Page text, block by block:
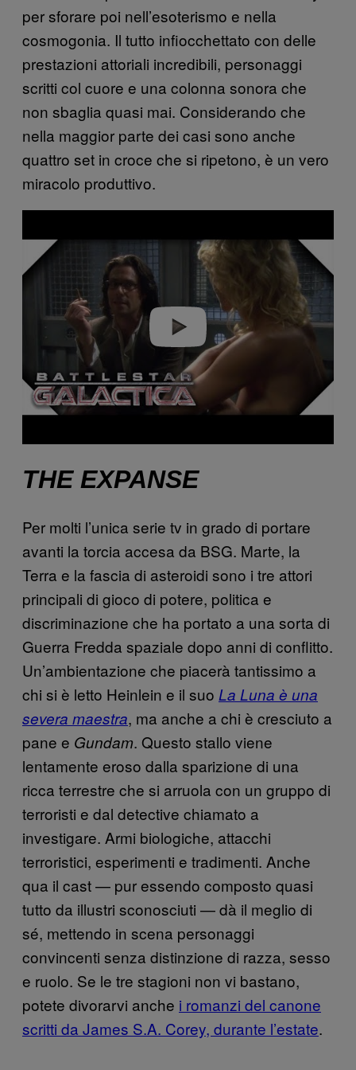
per sforare poi nell’esoterismo e nella
cosmogonia. Il tutto infiocchettato con delle
prestazioni attoriali incredibili, personaggi
scritti col cuore e una colonna sonora che
non sbaglia quasi mai. Considerando che
nella maggior parte dei casi sono anche
quattro set in croce che si ripetono, è un vero
miracolo produttivo.
a
i
THE EXPANSE
Per molti l’unica serie tv in grado di portare
avanti la torcia accesa da BSG. Marte, la
Terra e la fascia di asteroidi sono i tre attori
principali di gioco di potere, politica e
discriminazione che ha portato a una sorta di
Guerra Fredda spaziale dopo anni di conflitto.
Un’ambientazione che piacerà tantissimo a
chi si è letto Heinlein e il suo La Luna è una
severa maestra, ma anche a chi è cresciuto a
pane e Gundam. Questo stallo viene
lentamente eroso dalla sparizione di una
ricca terrestre che si arruola con un gruppo di
terroristi e dal detective chiamato a
investigare. Armi biologiche, attacchi
terroristici, esperimenti e tradimenti. Anche
qua il cast — pur essendo composto quasi
tutto da illustri sconosciuti — dà il meglio di
sé, mettendo in scena personaggi
convincenti senza distinzione di razza, sesso
e ruolo. Se le tre stagioni non vi bastano,
potete divorarvi anche i romanzi del canone
scritti da James S.A. Corey, durante l’estate.